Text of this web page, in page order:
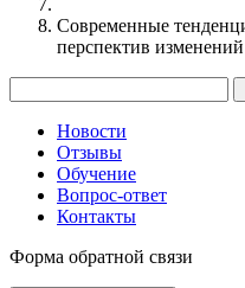
Современные
перспектив
Новости
Отзывы
Обучение
Вопрос-ответ
Контакты
Форма обратной связи